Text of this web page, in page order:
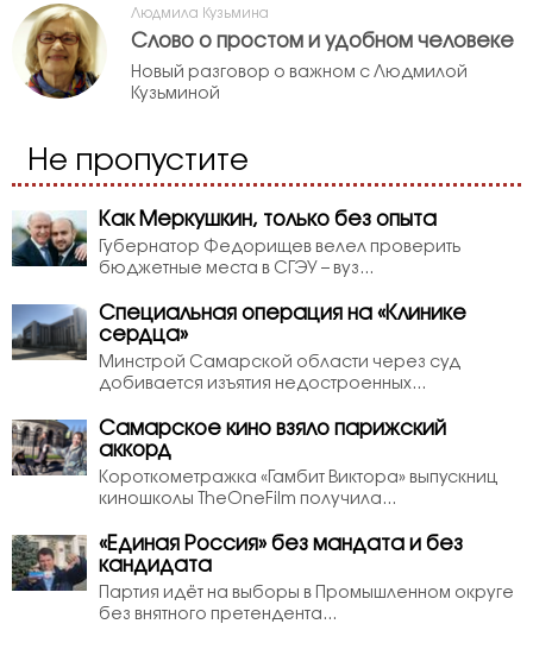
Людмила Кузьмина
Слово о простом и удобном человеке
Новый разговор о важном с Людмилой
Кузьминой
Не пропустите
Как Меркушкин, только без опыта
Губернатор Федорищев велел проверить
бюджетные места в СГЭУ – вуз...
Специальная операция на «Клинике
сердца»
Минстрой Самарской области через суд
добивается изъятия недостроенных...
Самарское кино взяло парижский
аккорд
Короткометражка «Гамбит Виктора» выпускниц
киношколы TheOneFilm получила...
«Единая Россия» без мандата и без
кандидата
Партия идёт на выборы в Промышленном округе
без внятного претендента...